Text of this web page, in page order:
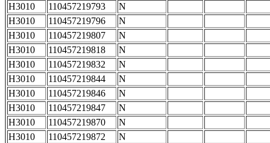
H3010
110457219793
N
H3010
110457219796
N
H3010
110457219807
N
H3010
110457219818
N
H3010
110457219832
N
H3010
110457219844
N
H3010
110457219846
N
H3010
110457219847
N
H3010
110457219870
N
H3010
110457219872
N